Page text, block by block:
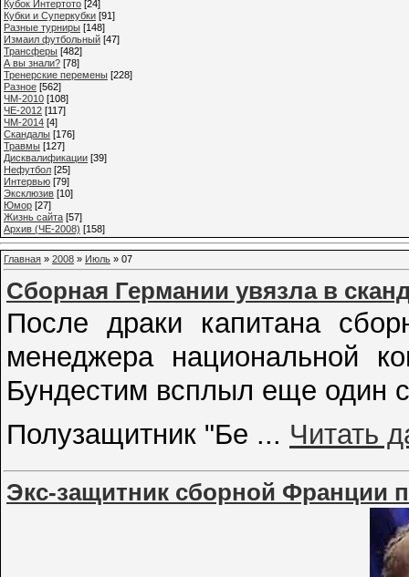
Кубок Интертото [24]
Кубки и Суперкубки [91]
Разные турниры [148]
Измаил футбольный [47]
Трансферы [482]
А вы знали? [78]
Тренерские перемены [228]
Разное [562]
ЧМ-2010 [108]
ЧЕ-2012 [117]
ЧМ-2014 [4]
Cкандалы [176]
Травмы [127]
Дисквалификации [39]
Нефутбол [25]
Интервью [79]
Эксклюзив [10]
Юмор [27]
Жизнь сайта [57]
Архив (ЧЕ-2008) [158]
Главная » 2008 » Июль » 07
Сборная Германии увязла в
После драки капитана
менеджера национальной
Бундестим всплыл еще один
Полузащитник "Бе ... Читать
Экс-защитник сборной Франции